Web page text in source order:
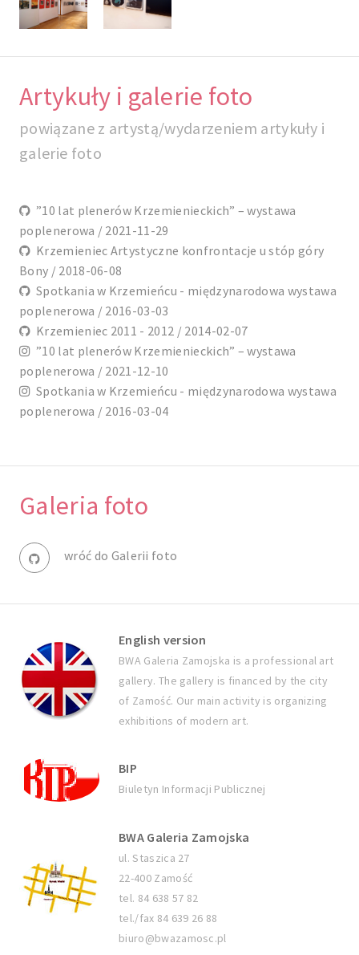
Artykuły i galerie foto
powiązane z artystą/wydarzeniem artykuły i
galerie foto
”10 lat plenerów Krzemienieckich” – wystawa
poplenerowa / 2021-11-29
Krzemieniec Artystyczne konfrontacje u stóp góry
Bony / 2018-06-08
Spotkania w Krzemieńcu - międzynarodowa wystawa
poplenerowa / 2016-03-03
Krzemieniec 2011 - 2012 / 2014-02-07
”10 lat plenerów Krzemienieckich” – wystawa
poplenerowa / 2021-12-10
Spotkania w Krzemieńcu - międzynarodowa wystawa
poplenerowa / 2016-03-04
Galeria foto
wróć do Galerii foto
English version
BWA Galeria Zamojska is a professional art
gallery. The gallery is financed by the city
of Zamość. Our main activity is organizing
exhibitions of modern art.
BIP
Biuletyn Informacji Publicznej
BWA Galeria Zamojska
ul. Staszica 27
22-400 Zamość
tel. 84 638 57 82
tel./fax 84 639 26 88
biuro@bwazamosc.pl